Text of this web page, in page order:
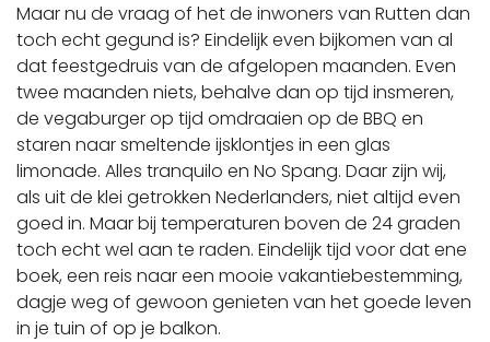
Maar nu de vraag of het de inwoners van Rutten dan
toch echt gegund is? Eindelijk even bijkomen van al
dat feestgedruis van de afgelopen maanden. Even
twee maanden niets, behalve dan op tijd insmeren,
de vegaburger op tijd omdraaien op de BBQ en
staren naar smeltende ijsklontjes in een glas
limonade. Alles tranquilo en No Spang. Daar zijn wij,
als uit de klei getrokken Nederlanders, niet altijd even
goed in. Maar bij temperaturen boven de 24 graden
toch echt wel aan te raden. Eindelijk tijd voor dat ene
boek, een reis naar een mooie vakantiebestemming,
dagje weg of gewoon genieten van het goede leven
in je tuin of op je balkon.